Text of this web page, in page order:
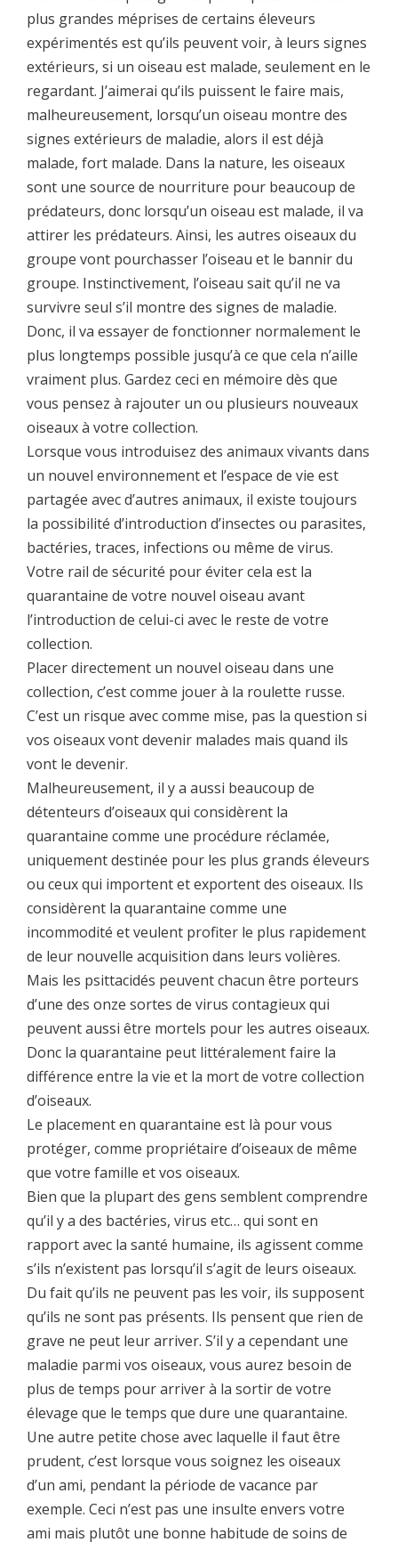
plus grandes méprises de certains éleveurs
expérimentés est qu’ils peuvent voir, à leurs signes
extérieurs, si un oiseau est malade, seulement en le
regardant. J’aimerai qu’ils puissent le faire mais,
malheureusement, lorsqu’un oiseau montre des
signes extérieurs de maladie, alors il est déjà
malade, fort malade. Dans la nature, les oiseaux
sont une source de nourriture pour beaucoup de
prédateurs, donc lorsqu’un oiseau est malade, il va
attirer les prédateurs. Ainsi, les autres oiseaux du
groupe vont pourchasser l’oiseau et le bannir du
groupe. Instinctivement, l’oiseau sait qu’il ne va
survivre seul s’il montre des signes de maladie.
Donc, il va essayer de fonctionner normalement le
plus longtemps possible jusqu’à ce que cela n’aille
vraiment plus. Gardez ceci en mémoire dès que
vous pensez à rajouter un ou plusieurs nouveaux
oiseaux à votre collection.
Lorsque vous introduisez des animaux vivants dans
un nouvel environnement et l’espace de vie est
partagée avec d’autres animaux, il existe toujours
la possibilité d’introduction d’insectes ou parasites,
bactéries, traces, infections ou même de virus.
Votre rail de sécurité pour éviter cela est la
quarantaine de votre nouvel oiseau avant
l’introduction de celui-ci avec le reste de votre
collection.
Placer directement un nouvel oiseau dans une
collection, c’est comme jouer à la roulette russe.
C’est un risque avec comme mise, pas la question si
vos oiseaux vont devenir malades mais quand ils
vont le devenir.
Malheureusement, il y a aussi beaucoup de
détenteurs d’oiseaux qui considèrent la
quarantaine comme une procédure réclamée,
uniquement destinée pour les plus grands éleveurs
ou ceux qui importent et exportent des oiseaux. Ils
considèrent la quarantaine comme une
incommodité et veulent profiter le plus rapidement
de leur nouvelle acquisition dans leurs volières.
Mais les psittacidés peuvent chacun être porteurs
d’une des onze sortes de virus contagieux qui
peuvent aussi être mortels pour les autres oiseaux.
Donc la quarantaine peut littéralement faire la
différence entre la vie et la mort de votre collection
d’oiseaux.
Le placement en quarantaine est là pour vous
protéger, comme propriétaire d’oiseaux de même
que votre famille et vos oiseaux.
Bien que la plupart des gens semblent comprendre
qu’il y a des bactéries, virus etc… qui sont en
rapport avec la santé humaine, ils agissent comme
s’ils n’existent pas lorsqu’il s’agit de leurs oiseaux.
Du fait qu’ils ne peuvent pas les voir, ils supposent
qu’ils ne sont pas présents. Ils pensent que rien de
grave ne peut leur arriver. S’il y a cependant une
maladie parmi vos oiseaux, vous aurez besoin de
plus de temps pour arriver à la sortir de votre
élevage que le temps que dure une quarantaine.
Une autre petite chose avec laquelle il faut être
prudent, c’est lorsque vous soignez les oiseaux
d’un ami, pendant la période de vacance par
exemple. Ceci n’est pas une insulte envers votre
ami mais plutôt une bonne habitude de soins de